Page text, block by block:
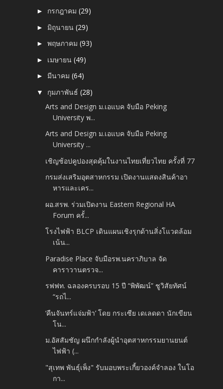
► กรกฎาคม(29)
► มิถุนายน(29)
►พฤษภาคม(93)
► เมษายน(49)
► มีนาคม(64)
▼ กุมภาพันธ์(28)
Arts and Design ม.เอแบค จับมือ Peking
University พ...
Arts and Design ม.เอแบค จับมือ Peking
University ...
เชิญช้อปคูปองสุดคุ้มในงานไทยเที่ยวไทย ครั้งที่ 77
กรมส่งเสริมอุตสาหกรรม เปิดงานแสดงสินค้าอา
หารและเคร...
ผอ.สรพ. ร่วมเปิดงาน Eastern Regional HA
Forum ครั้...
โรงไฟฟ้า BLCP เดินแผนเชิงรุกด้านสิ่งโแวดล้อม
เน้น...
Paradise Place จับมือรพ.นคราภิบาล จัด
คาราวานตรวจ...
รฟฟท. ฉลองครบรอบ 15 ปี “พิพัฒน์” ชูวิสัยทัศน์
“รถไ...
‘คืนจันทร์แจ่มฟ้า’ โดย กระเซีย เดเลดดา นักเขียน
โน...
ม.อัสสัมชัญ ผนึกกำลังผู้นำอุตสาหกรรมยานยนต์
ไฟฟ้า (...
"สุเทพ พันธุ์เพ็ง" รับมอบพระเกี้ยวองค์จำลอง ในโอ
กา...